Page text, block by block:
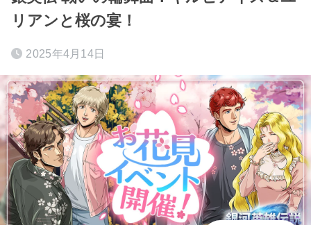
リアンと桜の宴！
2025年4月14日